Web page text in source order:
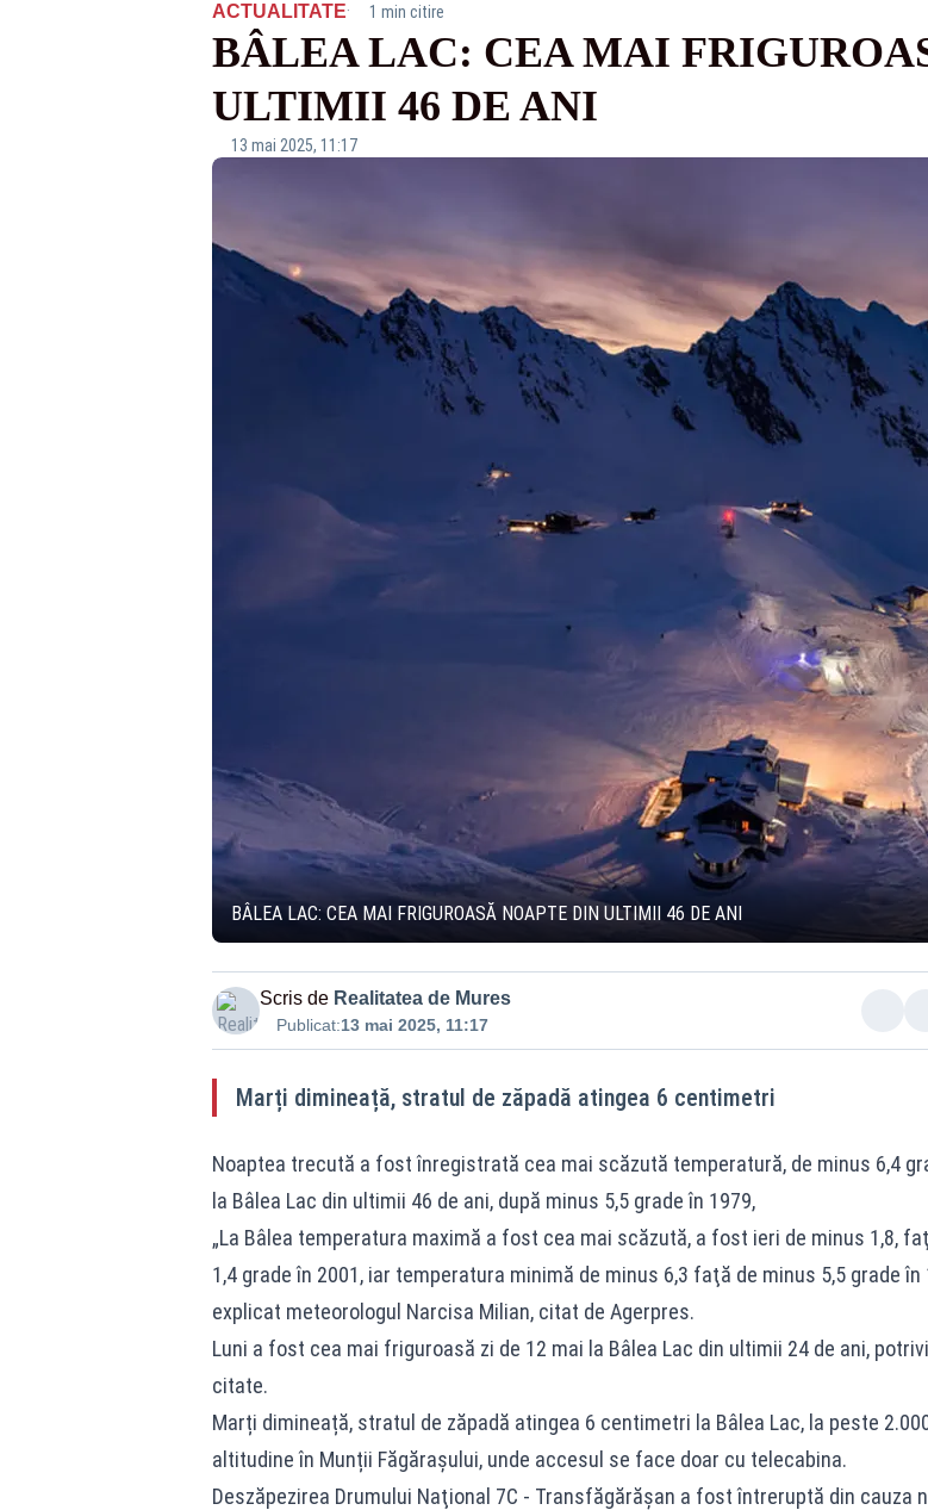
ACTUALITATE· 1 min citire
BÂLEA LAC: CEA MAI
ULTIMII 46 DE ANI
13 mai 2025, 11:17
BÂLEA LAC: CEA MAI FRIGUROASĂ NOAPTE DIN ULTIMII 46 DE ANI
Scris de Realitatea de Mures
Publicat:13 mai 2025, 11:17
Marți dimineață, stratul de zăpadă atingea 6 centimetri
Noaptea trecută a fost înregistrată cea mai scăzută temperatură, de minus 6,4
la Bâlea Lac din ultimii 46 de ani, după minus 5,5 grade în 1979,
„La Bâlea temperatura maximă a fost cea mai scăzută, a fost ieri de minus 1,8,
1,4 grade în 2001, iar temperatura minimă de minus 6,3 faţă de minus 5,5 grade în
explicat meteorologul Narcisa Milian, citat de Agerpres.
Luni a fost cea mai friguroasă zi de 12 mai la Bâlea Lac din ultimii 24 de ani,
citate.
Marți dimineață, stratul de zăpadă atingea 6 centimetri la Bâlea Lac, la peste
altitudine în Munții Făgărașului, unde accesul se face doar cu telecabina.
Deszăpezirea Drumului Naţional 7C - Transfăgărăşan a fost întreruptă din cauza